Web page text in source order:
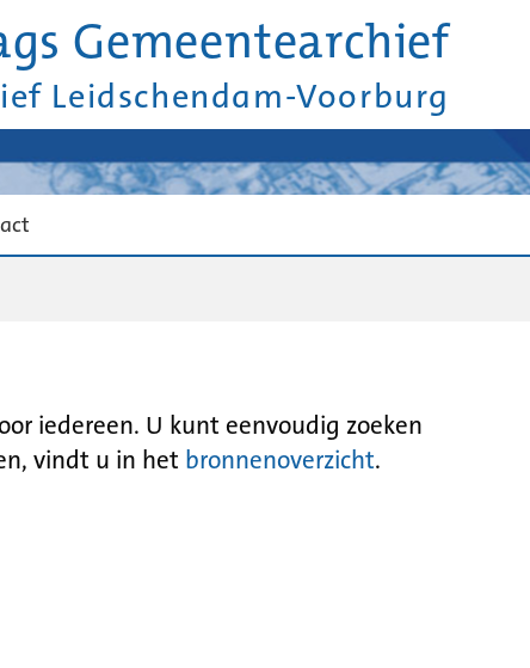
Gemeentearchief
Leidschendam-Voorburg
iedereen. U kunt eenvoudig zoeken
vindt u in het bronnenoverzicht.